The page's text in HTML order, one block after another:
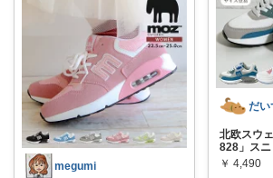
megumi
だい
北欧スウ
828」スニ
￥ 4,490